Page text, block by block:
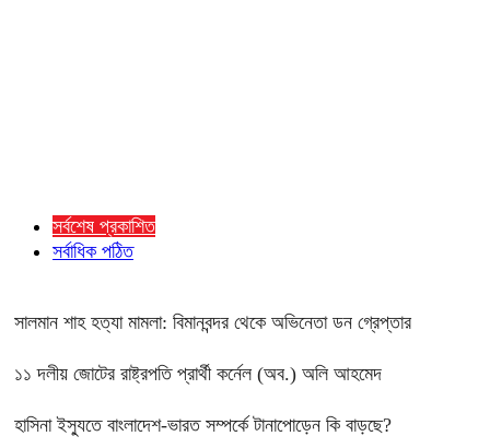
সর্বশেষ প্রকাশিত
সর্বাধিক পঠিত
সালমান শাহ হত্যা মামলা: বিমানবন্দর থেকে অভিনেতা ডন গ্রেপ্তার
১১ দলীয় জোটের রাষ্ট্রপতি প্রার্থী কর্নেল (অব.) অলি আহমেদ
হাসিনা ইস্যুতে বাংলাদেশ-ভারত সম্পর্কে টানাপোড়েন কি বাড়ছে?